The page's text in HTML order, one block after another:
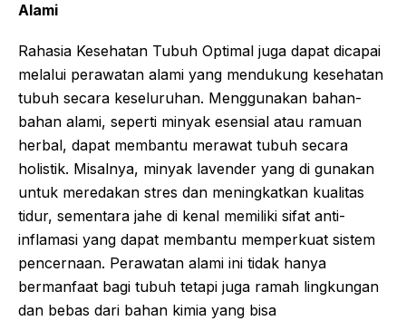
Alami
Rahasia Kesehatan Tubuh Optimal juga dapat dicapai
melalui perawatan alami yang mendukung kesehatan
tubuh secara keseluruhan. Menggunakan bahan-
bahan alami, seperti minyak esensial atau ramuan
herbal, dapat membantu merawat tubuh secara
holistik. Misalnya, minyak lavender yang di gunakan
untuk meredakan stres dan meningkatkan kualitas
tidur, sementara jahe di kenal memiliki sifat anti-
inflamasi yang dapat membantu memperkuat sistem
pencernaan. Perawatan alami ini tidak hanya
bermanfaat bagi tubuh tetapi juga ramah lingkungan
dan bebas dari bahan kimia yang bisa